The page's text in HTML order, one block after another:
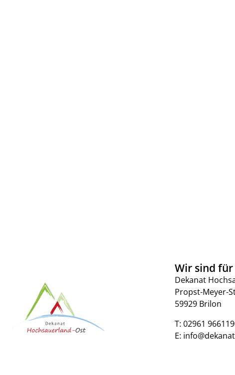
Wir sind für
Dekanat
Propst-Meyer-
59929 Brilon
T: 02961
E: